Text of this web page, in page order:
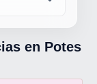
en Potes